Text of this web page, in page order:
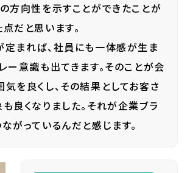
方向性を示すことができたことが
だと思います。
定まれば、社員にも一体感が生ま
ー意識も出てきます。そのことが会
を良くし、その結果としてお客さ
良くなりました。それが企業ブラ
がっているんだと感じます。